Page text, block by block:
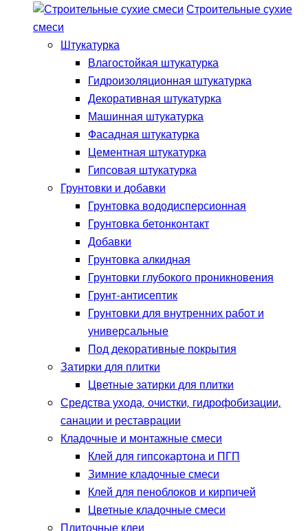
Строительные сухие
смеси
Штукатурка
Влагостойкая штукатурка
Гидроизоляционная штукатурка
Декоративная штукатурка
Машинная штукатурка
Фасадная штукатурка
Цементная штукатурка
Гипсовая штукатурка
Грунтовки и добавки
Грунтовка вододисперсионная
Грунтовка бетонконтакт
Добавки
Грунтовка алкидная
Грунтовки глубокого проникновения
Грунт-антисептик
Грунтовки для внутренних работ и
универсальные
Под декоративные покрытия
Затирки для плитки
Цветные затирки для плитки
Средства ухода, очистки, гидрофобизации,
санации и реставрации
Кладочные и монтажные смеси
Клей для гипсокартона и ПГП
Зимние кладочные смеси
Клей для пеноблоков и кирпичей
Цветные кладочные смеси